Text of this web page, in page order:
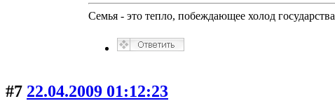
Семья - это тепло, побеждающее холод государства
#7 22.04.2009 01:12:23